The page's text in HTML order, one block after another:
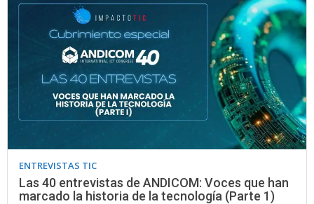
ENTREVISTAS TIC
Las 40 entrevistas de ANDICOM: Voces que han
marcado la historia de la tecnología (Parte 1)